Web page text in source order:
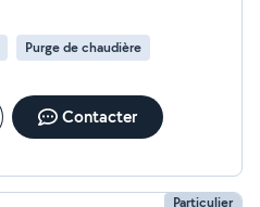
Purge de chaudière
Contacter
Particulier